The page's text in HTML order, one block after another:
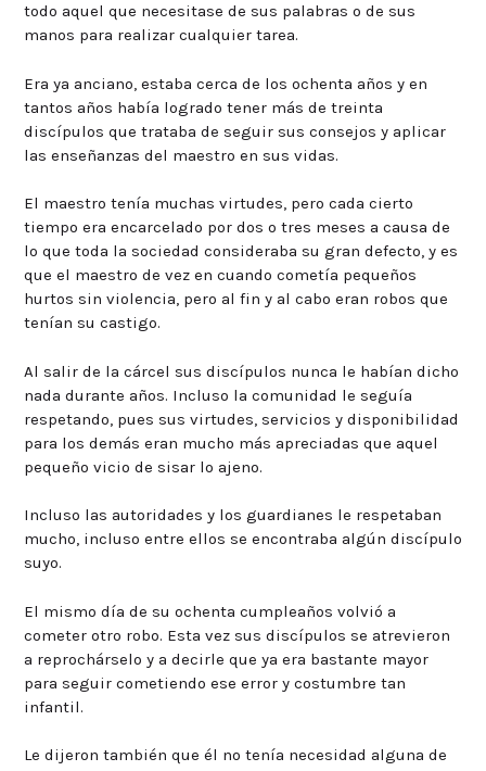
todo aquel que necesitase de sus palabras o de sus
manos para realizar cualquier tarea.
Era ya anciano, estaba cerca de los ochenta años y en
tantos años había logrado tener más de treinta
discípulos que trataba de seguir sus consejos y aplicar
las enseñanzas del maestro en sus vidas.
El maestro tenía muchas virtudes, pero cada cierto
tiempo era encarcelado por dos o tres meses a causa de
lo que toda la sociedad consideraba su gran defecto, y es
que el maestro de vez en cuando cometía pequeños
hurtos sin violencia, pero al fin y al cabo eran robos que
tenían su castigo.
Al salir de la cárcel sus discípulos nunca le habían dicho
nada durante años. Incluso la comunidad le seguía
respetando, pues sus virtudes, servicios y disponibilidad
para los demás eran mucho más apreciadas que aquel
pequeño vicio de sisar lo ajeno.
Incluso las autoridades y los guardianes le respetaban
mucho, incluso entre ellos se encontraba algún discípulo
suyo.
El mismo día de su ochenta cumpleaños volvió a
cometer otro robo. Esta vez sus discípulos se atrevieron
a reprochárselo y a decirle que ya era bastante mayor
para seguir cometiendo ese error y costumbre tan
infantil.
Le dijeron también que él no tenía necesidad alguna de